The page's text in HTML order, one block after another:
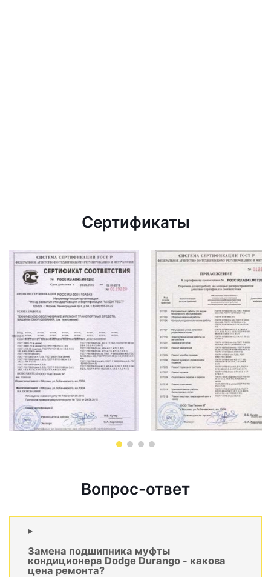
Сертификаты
Вопрос-ответ
Замена подшипника муфты
кондиционера Dodge Durango - какова
цена ремонта?